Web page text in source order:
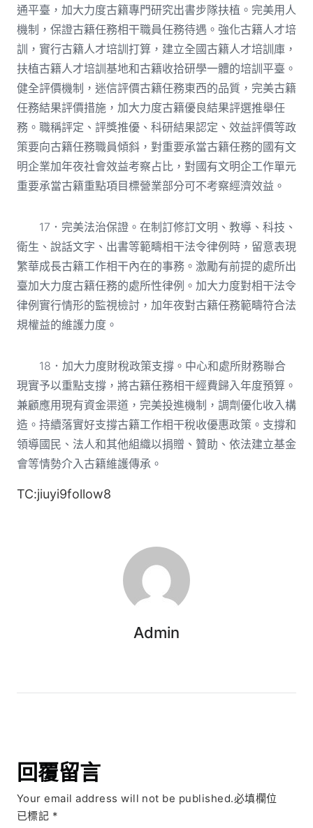
通平臺，加大力度古籍專門研究出書步隊扶植。完美用人
機制，保證古籍任務相干職員任務待遇。強化古籍人才培
訓，實行古籍人才培訓打算，建立全國古籍人才培訓庫，
扶植古籍人才培訓基地和古籍收拾研學一體的培訓平臺。
健全評價機制，迷信評價古籍任務東西的品質，完美古籍
任務結果評價措施，加大力度古籍優良結果評選推舉任
務。職稱評定、評獎推優、科研結果認定、效益評價等政
策要向古籍任務職員傾斜，對重要承當古籍任務的國有文
明企業加年夜社會效益考察占比，對國有文明企工作單元
重要承當古籍重點項目標營業部分可不考察經濟效益。
17．完美法治保證。在制訂修訂文明、教導、科技、
衛生、說話文字、出書等範疇相干法令律例時，留意表現
繁華成長古籍工作相干內在的事務。激勵有前提的處所出
臺加大力度古籍任務的處所性律例。加大力度對相干法令
律例實行情形的監視檢討，加年夜對古籍任務範疇符合法
規權益的維護力度。
18．加大力度財稅政策支撐。中心和處所財務聯合
現實予以重點支撐，將古籍任務相干經費歸入年度預算。
兼顧應用現有資金渠道，完美投進機制，調劑優化收入構
造。持續落實好支撐古籍工作相干稅收優惠政策。支撐和
領導國民、法人和其他組織以捐贈、贊助、依法建立基金
會等情勢介入古籍維護傳承。
TC:jiuyi9follow8
Admin
回覆留言
Your email address will not be published.必填欄位
已標記 *